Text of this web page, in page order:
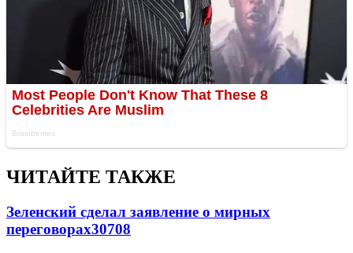
ЧИТАЙТЕ ТАКЖЕ
Зеленский сделал заявление о мирных
переговорах30708